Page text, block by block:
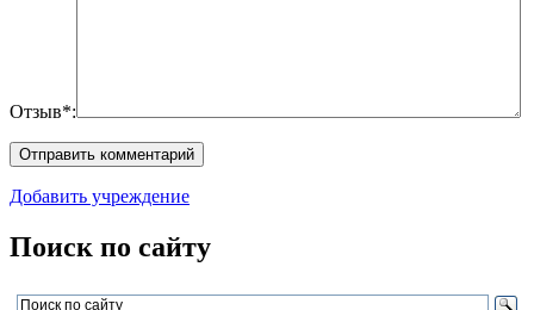
Отзыв*:
Добавить учреждение
Поиск по сайту